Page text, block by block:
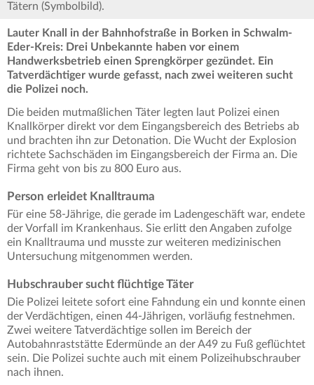
Tätern (Symbolbild).
Lauter Knall in der Bahnhofstraße in Borken in Schwalm-
Eder-Kreis: Drei Unbekannte haben vor einem
Handwerksbetrieb einen Sprengkörper gezündet. Ein
Tatverdächtiger wurde gefasst, nach zwei weiteren sucht
die Polizei noch.
Die beiden mutmaßlichen Täter legten laut Polizei einen
Knallkörper direkt vor dem Eingangsbereich des Betriebs ab
und brachten ihn zur Detonation. Die Wucht der Explosion
richtete Sachschäden im Eingangsbereich der Firma an. Die
Firma geht von bis zu 800 Euro aus.
Person erleidet Knalltrauma
Für eine 58-Jährige, die gerade im Ladengeschäft war, endete
der Vorfall im Krankenhaus. Sie erlitt den Angaben zufolge
ein Knalltrauma und musste zur weiteren medizinischen
Untersuchung mitgenommen werden.
Hubschrauber sucht flüchtige Täter
Die Polizei leitete sofort eine Fahndung ein und konnte einen
der Verdächtigen, einen 44-Jährigen, vorläufig festnehmen.
Zwei weitere Tatverdächtige sollen im Bereich der
Autobahnraststätte Edermünde an der A49 zu Fuß geflüchtet
sein. Die Polizei suchte auch mit einem Polizeihubschrauber
nach ihnen.